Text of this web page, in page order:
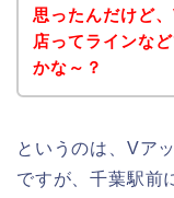
思ったんだけど
店ってラインな
かな～？
というのは、Vア
ですが、千葉駅前